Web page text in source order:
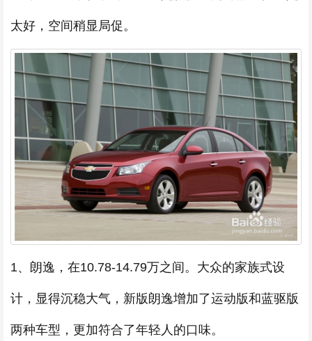
太好，空间稍显局促。
1、朗逸，在10.78-14.79万之间。大众的家族式设
计，显得沉稳大气，新版朗逸增加了运动版和蓝驱版
两种车型，更加符合了年轻人的口味。